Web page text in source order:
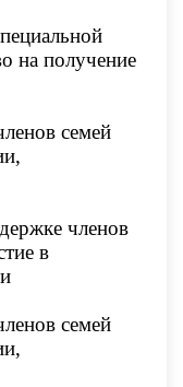
на получение
семей
членов
в
семей